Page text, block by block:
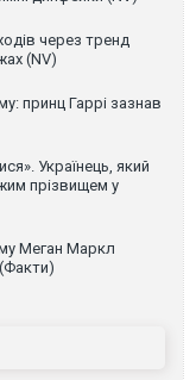
через тренд
(NV)
принц Гаррі зазнав
Українець, який
прізвищем у
Меган Маркл